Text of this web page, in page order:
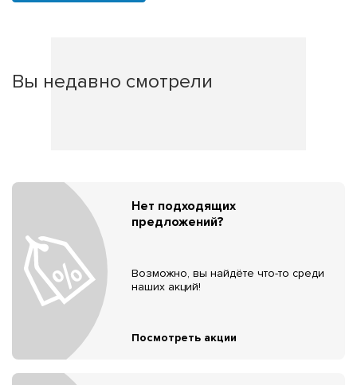
Вы недавно смотрели
Нет подходящих
предложений?
Возможно, вы найдёте что-то среди
наших акций!
Посмотреть акции